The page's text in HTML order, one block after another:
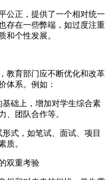
公正，提供了一个相对统一
存在一些弊端，如过度注重
和个性发展。
教育部门应不断优化和改革
体系。例如：
础上，增加对学生综合素
、团队合作等。
式，如笔试、面试、项目
质。
双重考验